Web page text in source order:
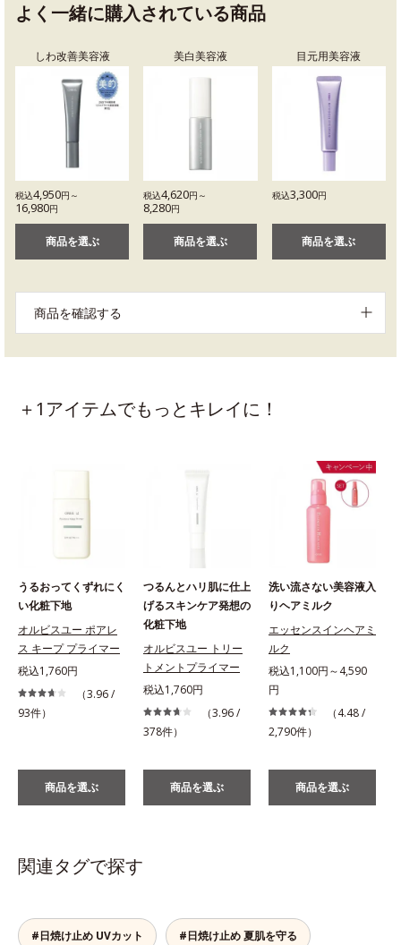
よく一緒に購入されている商品
しわ改善美容液
税込4,950円～
16,980円
商品を選ぶ
美白美容液
税込4,620円～
8,280円
商品を選ぶ
目元用美容液
税込3,300円
商品を選ぶ
商品を確認する
＋1アイテムでもっとキレイに！
うるおってくずれにく
い化粧下地
オルビスユー ポアレ
ス キープ プライマー
税込1,760円
（3.96 /
93件）
商品を選ぶ
つるんとハリ肌に仕上
げるスキンケア発想の
化粧下地
オルビスユー トリー
トメントプライマー
税込1,760円
（3.96 /
378件）
商品を選ぶ
洗い流さない美容液入
りヘアミルク
エッセンスインヘアミ
ルク
税込1,100円～4,590
円
（4.48 /
2,790件）
商品を選ぶ
関連タグで探す
#日焼け止め UVカット #日焼け止め 夏肌を守る